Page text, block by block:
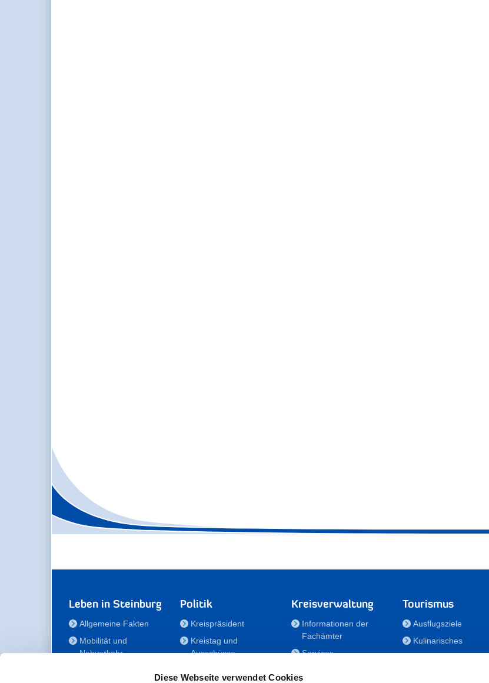
Diese Webseite verwendet Cookies
Leben in Steinburg
Allgemeine Fakten
Mobilität und
Nahverkehr
Politik
Kreispräsident
Kreistag und
Ausschüsse
Kreisverwaltung
Informationen der
Fachämter
Services
Tourismus
Ausflugsziele
Kulinarisches